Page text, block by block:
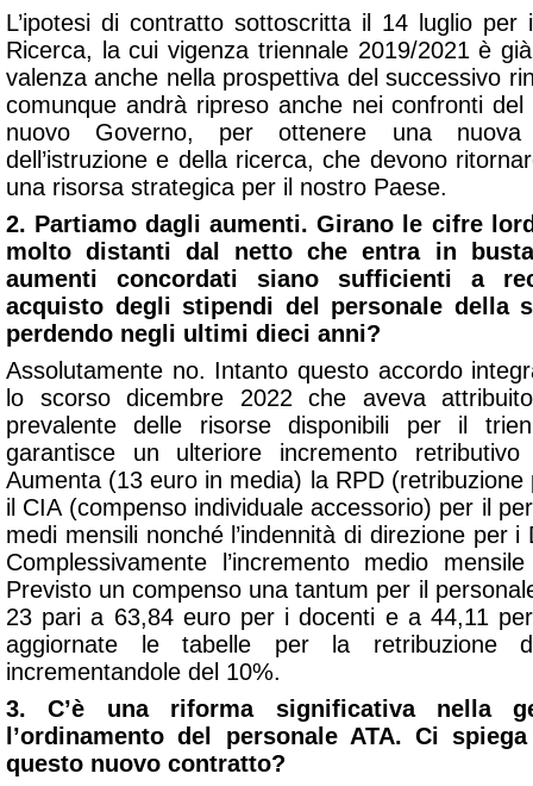
L’ipotesi di contratto sottoscritta il 14 luglio
Ricerca, la cui vigenza triennale 2019/2021 è
valenza anche nella prospettiva del successivo
comunque andrà ripreso anche nei confronti
nuovo Governo, per ottenere una
dell’istruzione e della ricerca, che devono
una risorsa strategica per il nostro Paese.
2. Partiamo dagli aumenti. Girano le cifre
molto distanti dal netto che entra in
aumenti concordati siano sufficienti a
acquisto degli stipendi del personale della
perdendo negli ultimi dieci anni?
Assolutamente no. Intanto questo accordo
lo scorso dicembre 2022 che aveva
prevalente delle risorse disponibili per il
garantisce un ulteriore incremento
Aumenta (13 euro in media) la RPD
il CIA (compenso individuale accessorio) per il
medi mensili nonché l’indennità di direzione per
Complessivamente l’incremento medio
Previsto un compenso una tantum per il
23 pari a 63,84 euro per i docenti e a 44,11
aggiornate le tabelle per la retribuzione
incrementandole del 10%.
3. C’è una riforma significativa nella
l’ordinamento del personale ATA. Ci
questo nuovo contratto?